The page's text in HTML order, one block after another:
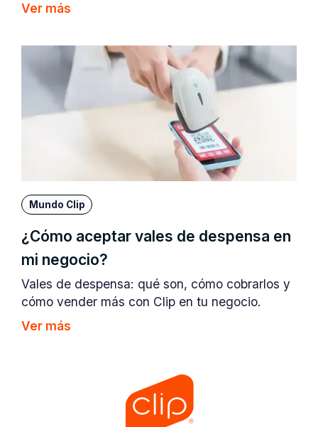
Ver más
Mundo Clip
¿Cómo aceptar vales de despensa en
mi negocio?
Vales de despensa: qué son, cómo cobrarlos y
cómo vender más con Clip en tu negocio.
Ver más